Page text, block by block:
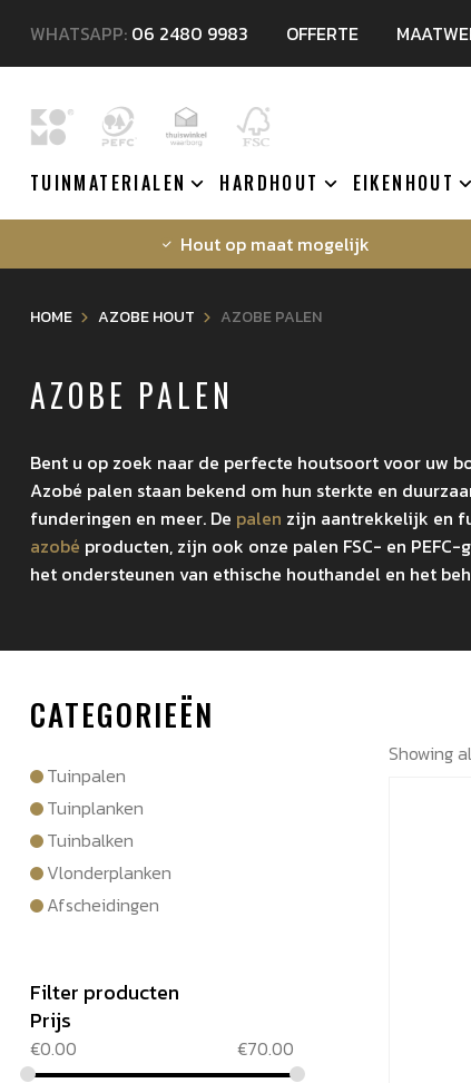
WHATSAPP: 06 2480 9983 OFFERTE
TUINMATERIALEN HARDHOUT EIKENHOUT
Hout op maat mogelijk
HOME AZOBE HOUT AZOBE PALEN
AZOBE PALEN
Bent u op zoek naar de perfecte houtsoort voor uw
Azobé palen staan bekend om hun sterkte en
funderingen en meer. De palen zijn aantrekkelijk en
azobé producten, zijn ook onze palen FSC- en
het ondersteunen van ethische houthandel en het
CATEGORIEËN
Tuinpalen
Tuinplanken
Tuinbalken
Vlonderplanken
Afscheidingen
Filter producten
Prijs
€0.00 €70.00
Showing